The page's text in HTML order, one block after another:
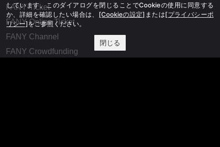
FANY Ticket
FANY Online Ticket
FANY Channel
FANY Crowdfunding
しています。このダイアログを閉じることでCookieの使用に同意する
か、詳細を確認したい場合は、 [Cookieの設定] または[プライバシーポ
リシー]をご参照ください。
閉じる